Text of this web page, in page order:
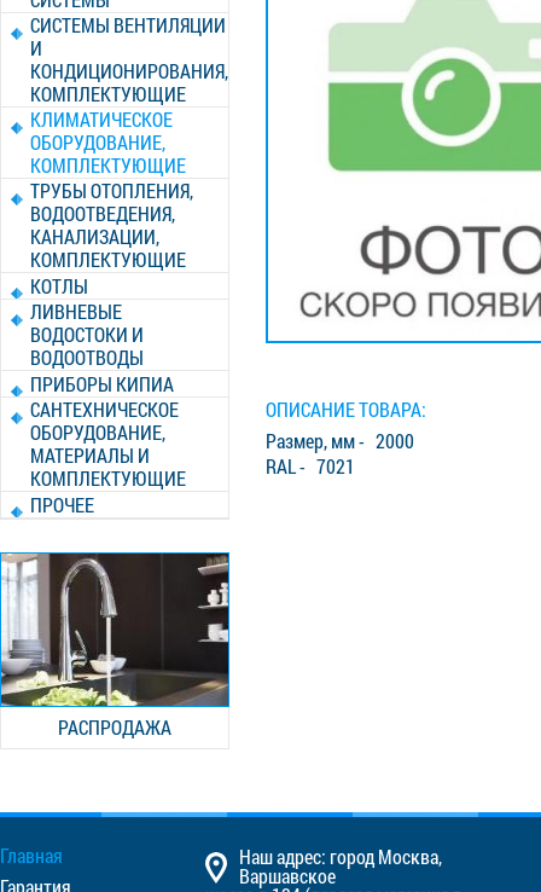
СИСТЕМЫ ВЕНТИЛЯЦИИ
И
КОНДИЦИОНИРОВАНИЯ,
КОМПЛЕКТУЮЩИЕ
КЛИМАТИЧЕСКОЕ
ОБОРУДОВАНИЕ,
КОМПЛЕКТУЮЩИЕ
ТРУБЫ ОТОПЛЕНИЯ,
ВОДООТВЕДЕНИЯ,
КАНАЛИЗАЦИИ,
КОМПЛЕКТУЮЩИЕ
КОТЛЫ
ЛИВНЕВЫЕ
ВОДОСТОКИ И
ВОДООТВОДЫ
ПРИБОРЫ КИПИА
САНТЕХНИЧЕСКОЕ
ОБОРУДОВАНИЕ,
МАТЕРИАЛЫ И
КОМПЛЕКТУЮЩИЕ
ПРОЧЕЕ
РАСПРОДАЖА
ОПИСАНИЕ ТОВАРА:
Размер, мм - 2000
RAL - 7021
Главная
Гарантия
Наш адрес: город Москва,
Варшавское